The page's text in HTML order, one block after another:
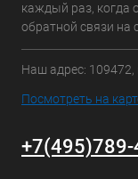
каждый раз, когда
обратной связи на
Наш адрес: 109472,
Посмотреть на
+7(495)789-